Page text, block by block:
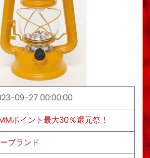
09-27 00:00:00
ポイント最大30％還元祭！
ブランド